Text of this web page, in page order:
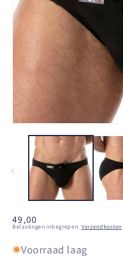
openen
modaal
Normale
49,00
Belastingen inbegrepen. Verzendkosten
Voorraad laag